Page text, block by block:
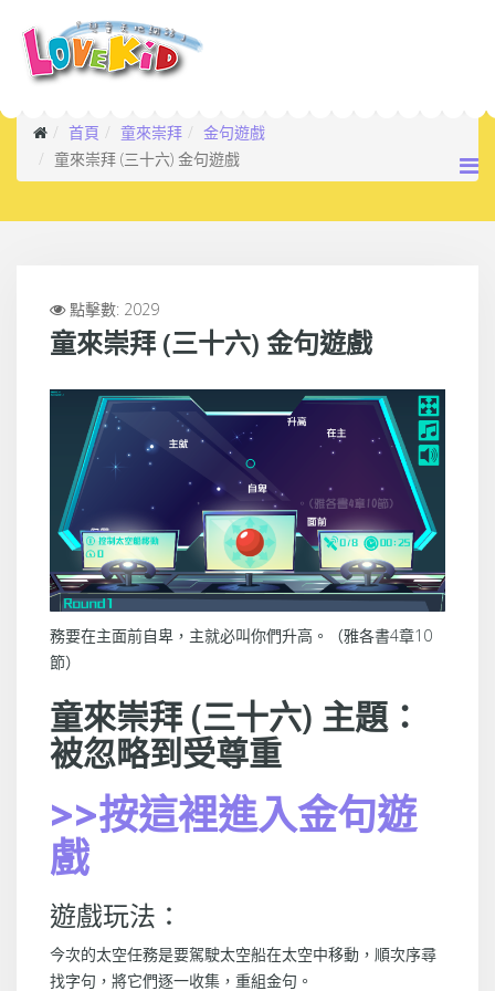
首頁 童來崇拜
金句遊戲
童來崇拜 (三十六) 金句遊戲
點擊數: 2029
童來崇拜 (三十六) 金句遊戲
務要在主面前自卑，主就必叫你們升高。 （雅各書4章10
節）
童來崇拜 (三十六) 主題：
被忽略到受尊重
>>按這裡進入金句遊
戲
遊戲玩法：
今次的太空任務是要駕駛太空船在太空中移動，順次序尋
找字句，將它們逐一收集，重組金句。